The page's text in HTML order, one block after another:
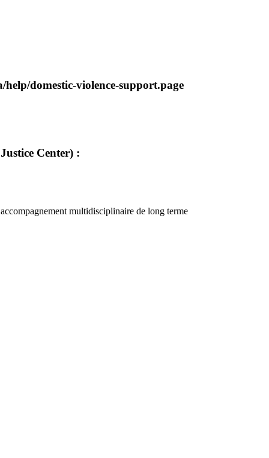
domestic-violence-support.page
Center) :
multidisciplinaire de long terme